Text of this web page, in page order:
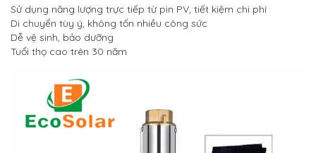
Sử dụng năng lượng trực tiếp từ pin PV, tiết kiệm chi phí
Di chuyển tùy ý, không tốn nhiều công sức
Dễ vệ sinh, bảo dưỡng
Tuổi thọ cao trên 30 năm